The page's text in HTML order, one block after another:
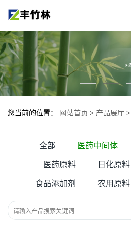
您当前的位置： 网站首页 > 产品展厅 >
全部 医药中间体
医药原料 日化原料
食品添加剂 农用原料